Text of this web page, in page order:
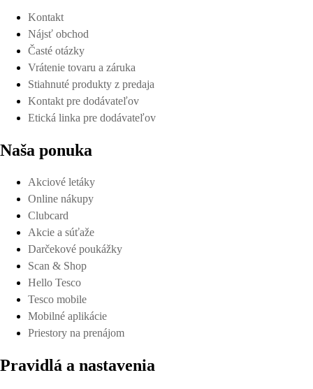
Kontakt
Nájsť obchod
Časté otázky
Vrátenie tovaru a záruka
Stiahnuté produkty z predaja
Kontakt pre dodávateľov
Etická linka pre dodávateľov
Naša ponuka
Akciové letáky
Online nákupy
Clubcard
Akcie a súťaže
Darčekové poukážky
Scan & Shop
Hello Tesco
Tesco mobile
Mobilné aplikácie
Priestory na prenájom
Pravidlá a nastavenia